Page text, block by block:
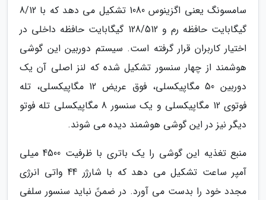
سامسونگ یعنی اگزینوس 1080 تشکیل می دهد که با 8/12
گیگابایت حافظه رم و 128/512 گیگابایت حافظه داخلی در
اختیار کاربران قرار گرفته است. سیستم دوربین این گوشی
هوشمند از چهار سنسور تشکیل شده که لنز اصلی آن یک
دوربین 50 مگاپیکسلی، فوق عریض 12 مگاپیکسلی، تله
فوتوی 12 مگاپیکسلی و یک سنسور 8 مگاپیکسلی تله فوتو
دیگر نیز در این گوشی هوشمند دیده می شوند.
منبع تغذیه این گوشی را یک باتری با ظرفیت 4500 میلی
آمپر ساعت تشکیل می دهد که با شارژر 44 واتی انرژی
مجدد خود را بدست می آورد. در ضمنً نباید سنسور سلفی